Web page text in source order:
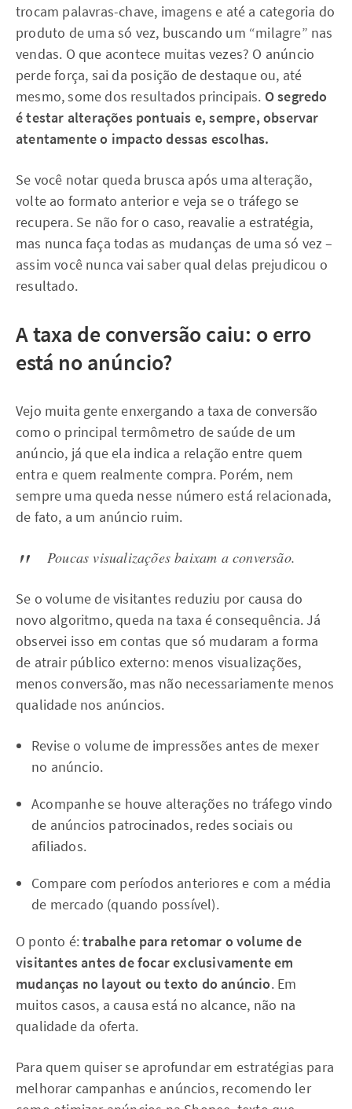
trocam palavras-chave, imagens e até a categoria do
produto de uma só vez, buscando um “milagre” nas
vendas. O que acontece muitas vezes? O anúncio
perde força, sai da posição de destaque ou, até
mesmo, some dos resultados principais. O segredo
é testar alterações pontuais e, sempre, observar
atentamente o impacto dessas escolhas.
Se você notar queda brusca após uma alteração,
volte ao formato anterior e veja se o tráfego se
recupera. Se não for o caso, reavalie a estratégia,
mas nunca faça todas as mudanças de uma só vez –
assim você nunca vai saber qual delas prejudicou o
resultado.
A taxa de conversão caiu: o erro
está no anúncio?
Vejo muita gente enxergando a taxa de conversão
como o principal termômetro de saúde de um
anúncio, já que ela indica a relação entre quem
entra e quem realmente compra. Porém, nem
sempre uma queda nesse número está relacionada,
de fato, a um anúncio ruim.
Poucas visualizações baixam a conversão.
Se o volume de visitantes reduziu por causa do
novo algoritmo, queda na taxa é consequência. Já
observei isso em contas que só mudaram a forma
de atrair público externo: menos visualizações,
menos conversão, mas não necessariamente menos
qualidade nos anúncios.
Revise o volume de impressões antes de mexer
no anúncio.
Acompanhe se houve alterações no tráfego vindo
de anúncios patrocinados, redes sociais ou
afiliados.
Compare com períodos anteriores e com a média
de mercado (quando possível).
O ponto é:trabalhe para retomar o volume de
visitantes antes de focar exclusivamente em
mudanças no layout ou texto do anúncio. Em
muitos casos, a causa está no alcance, não na
qualidade da oferta.
Para quem quiser se aprofundar em estratégias para
melhorar campanhas e anúncios, recomendo ler